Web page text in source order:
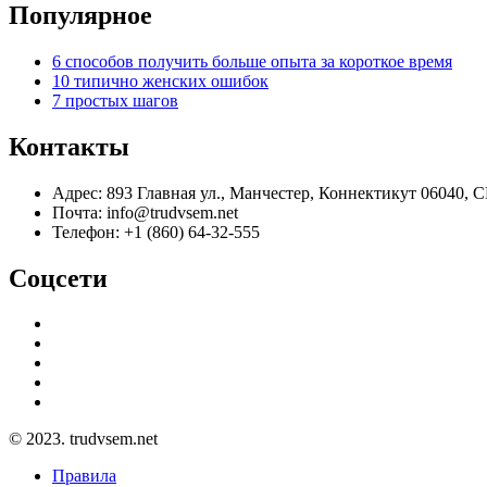
Популярное
6 способов получить больше опыта за короткое время
10 типично женских ошибок
7 простых шагов
Контакты
Адрес: 893 Главная ул., Манчестер, Коннектикут 06040,
Почта: info@trudvsem.net
Телефон: +1 (860) 64-32-555
Соцсети
© 2023. trudvsem.net
Правила